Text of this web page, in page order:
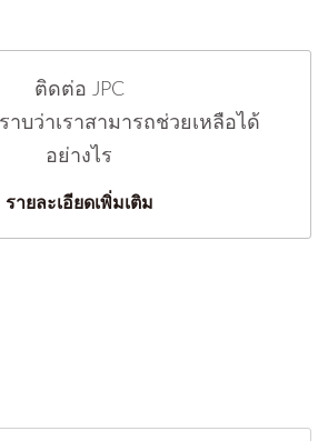
ติดต่อ JPC
าบว่าเราสามารถช่วยเหลือได้
อย่างไร
รายละเอียดเพิ่มเติม